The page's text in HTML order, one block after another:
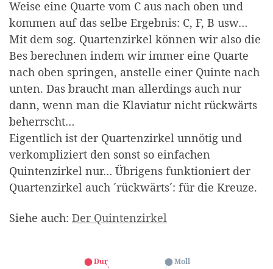
Weise eine Quarte vom C aus nach oben und
kommen auf das selbe Ergebnis: C, F, B usw…
Mit dem sog. Quartenzirkel können wir also die
Bes berechnen indem wir immer eine Quarte
nach oben springen, anstelle einer Quinte nach
unten. Das braucht man allerdings auch nur
dann, wenn man die Klaviatur nicht rückwärts
beherrscht…
Eigentlich ist der Quartenzirkel unnötig und
verkompliziert den sonst so einfachen
Quintenzirkel nur… Übrigens funktioniert der
Quartenzirkel auch ´rückwärts´: für die Kreuze.
Siehe auch: Der Quintenzirkel
Der Quartenzirkel zeigt alle Dur- und Moll-
⬤ Dur ⬤ Moll